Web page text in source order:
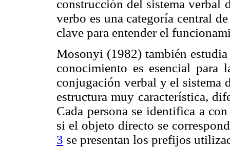
construcción del sistema verbal
verbo es una categoría central
clave para entender el
Mosonyi (1982) también
conocimiento es esencial para
conjugación verbal y el sistema
estructura muy característica,
Cada persona se identifica a
si el objeto directo se
3 se presentan los prefijos